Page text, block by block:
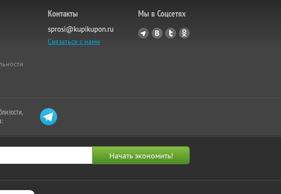
Контакты
sprosi@kupikupon.ru
Связаться с нами
Мы в Соцсетях